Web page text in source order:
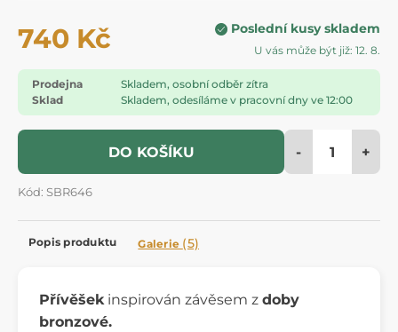
740 Kč Poslední kusy skladem
U vás může být již: 12. 8.
Prodejna
Skladem, osobní odběr zítra
Sklad
Skladem, odesíláme v pracovní dny ve 12:00
DO KOŠÍKU - +
Kód: SBR646
Popis produktu Galerie (5)
Přívěšekinspirován závěsem z doby
bronzové.